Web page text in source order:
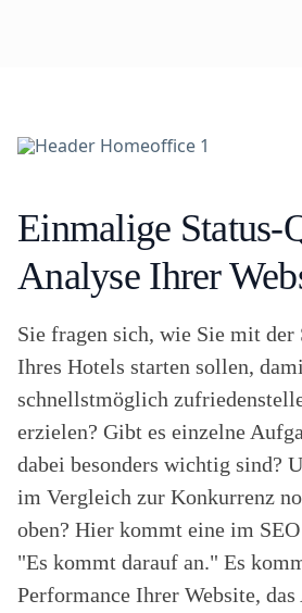
Einmalige Status-
Analyse Ihrer
Sie fragen sich, wie Sie mit
Ihres Hotels starten sollen,
schnellstmöglich
erzielen? Gibt es einzelne
dabei besonders wichtig sind?
im Vergleich zur Konkurrenz
oben? Hier kommt eine im
"Es kommt darauf an." Es
Performance Ihrer Website,